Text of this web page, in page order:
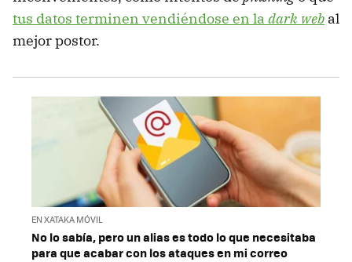
tus datos terminen vendiéndose en la dark web al
mejor postor.
EN XATAKA MÓVIL
No lo sabía, pero un alias es todo lo que necesitaba
para que acabar con los ataques en mi correo